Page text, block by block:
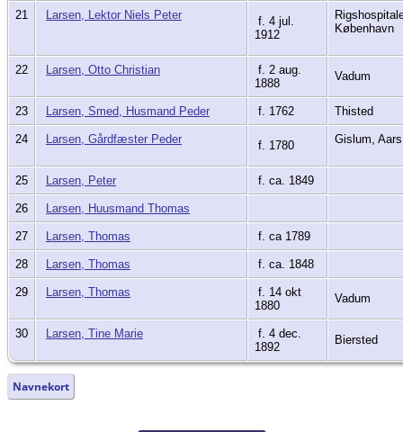
21 Larsen, Lektor Niels Peter
f. 4 jul.
1912
København
22 Larsen, Otto Christian
f. 2 aug.
1888
Vadum
23 Larsen, Smed, Husmand Peder f. 1762 Thisted
24 Larsen, Gårdfæster Peder f. 1780 Gislum, Aars
25 Larsen, Peter f. ca. 1849
26 Larsen, Huusmand Thomas
27 Larsen, Thomas f. ca 1789
28 Larsen, Thomas f. ca. 1848
29 Larsen, Thomas
f. 14 okt
1880
Vadum
30 Larsen, Tine Marie
f. 4 dec.
1892
Biersted
Navnekort